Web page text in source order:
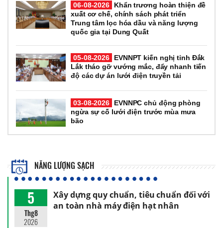
06-08-2026
Khẩn trương hoàn thiện đề
xuất cơ chế, chính sách phát triển
Trung tâm lọc hóa dầu và năng lượng
quốc gia tại Dung Quất
05-08-2026
EVNNPT kiến nghị tỉnh Đắk
Lắk tháo gỡ vướng mắc, đẩy nhanh tiến
độ các dự án lưới điện truyền tải
03-08-2026
EVNNPC chủ động phòng
ngừa sự cố lưới điện trước mùa mưa
bão
NĂNG LƯỢNG SẠCH
5
Thg8
2026
Xây dựng quy chuẩn, tiêu chuẩn đối với
an toàn nhà máy điện hạt nhân